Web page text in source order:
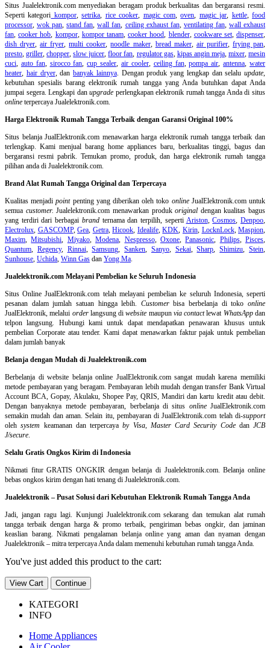
Situs Jualelektronik.com menyediakan beragam produk berkualitas dan bergaransi resmi.
Seperti kategori kompor,setrika, rice cooker, magic com,oven, magic jar, kettle,food
processor,wok pan,stand fan,wall fan, ceiling exhaust fan, ventilating fan, wall exhaust
fan,cooker hob, kompor, kompor tanam,cooker hood, blender, cookware set,dispenser,
dish dryer,air fryer,multi cooker,noodle maker, bread maker, air purifier, frying pan,
presto,griller,chopper,slow juicer,floor fan, regulator gas, kipas angin meja, mixer,mesin
cuci, auto fan, sirocco fan,cup sealer,air cooler, ceiling fan,pompa air,antenna,water
heater, hair dryer, dan banyak lainnya. Dengan produk yang lengkap dan selalu update,
kebutuhan spesialis barang elektronik rumah tangga yang Anda butuhkan dapat Anda
jumpai segera. Lengkapi danupgrade perlengkapan elektronik rumah tangga Anda di situs
online terpercaya Jualelektronik.com.
Harga Elektronik Rumah Tangga Terbaik dengan Garansi Original 100%
Situs belanjaJualElektronik.com menawarkan harga elektronik rumah tangga terbaik dan
terlengkap. Kami menjual barang home appliances baru, berkualitas tinggi, bagus dan
bergaransi resmi pabrik. Temukan promo, produk, dan harga elektronik rumah tangga
pilihan anda di Jualelektronik.com.
Brand Alat Rumah Tangga Original dan Terpercaya
Kualitas menjadipointpenting yang diberikan oleh toko onlineJualElektronik.com untuk
semua customer. Jualelektronik.com menawarkan produkoriginal dengan kualitas bagus
yang terdiri dari berbagai brandternama dan terpilih, seperti Ariston,Cosmos,Denpoo,
Electrolux, GASCOMP,Gea, Getra,Hicook, Idealife,KDK, Kirin, LocknLock,Maspion,
Maxim,Mitsubishi, Miyako,Modena, Nespresso, Oxone,Panasonic, Philips, Pisces,
Quantum, Regency, Rinnai,Samsung,Sanken, Sanyo, Sekai,Sharp,Shimizu,Stein,
Sunhouse, Uchida, Winn Gas dan Yong Ma.
Jualelektronik.com Melayani Pembelian ke Seluruh Indonesia
Situs Online JualElektronik.com telah melayani pembelian ke seluruh Indonesia, seperti
pesanan dalam jumlah satuan hingga lebih. Customerbisa berbelanja di tokoonline
JualElektronik, melalui orderlangsung diwebsite maupun via contactlewat WhatsAppdan
telpon langsung. Hubungi kami untuk dapat mendapatkan penawaran khusus untuk
pembelian Corporate atau tender. Kami dapat menawarkan faktur pajak untuk pembelian
dalam jumlah banyak
Belanja dengan Mudah di Jualelektronik.com
Berbelanja diwebsite belanja online JualElektronik.com sangat mudah karena memiliki
metode pembayaran yang beragam. Pembayaran lebih mudah dengan transfer Bank Virtual
Account BCA, Gopay, Akulaku, Shopee Pay, QRIS, Mandiri dan kartu kredit atau debit.
Dengan banyaknya metode pembayaran, berbelanja di situs onlineJualElektronik.com
semakin mudah dan aman. Selain itu, pembayaran di JualElektronik.com telah di-support
olehsystem keamanan dan terpercayaby Visa, Master Card Security Codedan JCB
J/secure.
Selalu Gratis Ongkos Kirim di Indonesia
Nikmati fitur GRATIS ONGKIR dengan belanja di Jualelektronik.com. Belanja online
bebas ongkos kirim dengan hati tenang di Jualelektronik.com.
Jualelektronik – Pusat Solusi dari Kebutuhan Elektronik Rumah Tangga Anda
Jadi, jangan ragu lagi. Kunjungi Jualelektronik.com sekarang dan temukan alat rumah
tangga terbaik dengan harga & promo terbaik, pengiriman bebas ongkir, dan jaminan
keaslian barang. Nikmati pengalaman belanja online yang aman dan nyaman dengan
Jualelektronik – mitra terpercaya Anda dalam memenuhi kebutuhan rumah tangga Anda.
You've just added this product to the cart:
View Cart Continue
KATEGORI
INFO
Home Appliances